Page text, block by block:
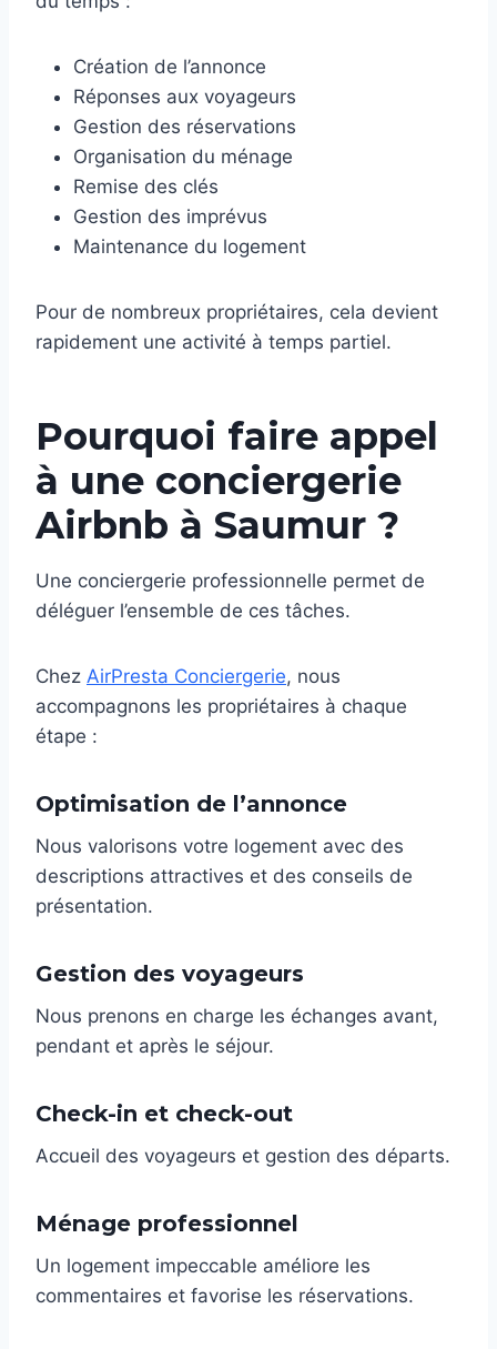
Création de l’annonce
Réponses aux voyageurs
Gestion des réservations
Organisation du ménage
Remise des clés
Gestion des imprévus
Maintenance du logement
Pour de nombreux propriétaires, cela devient
rapidement une activité à temps partiel.
Pourquoi faire appel
à une conciergerie
Airbnb à Saumur ?
Une conciergerie professionnelle permet de
déléguer l’ensemble de ces tâches.
Chez AirPresta Conciergerie, nous
accompagnons les propriétaires à chaque
étape :
Optimisation de l’annonce
Nous valorisons votre logement avec des
descriptions attractives et des conseils de
présentation.
Gestion des voyageurs
Nous prenons en charge les échanges avant,
pendant et après le séjour.
Check-in et check-out
Accueil des voyageurs et gestion des départs.
Ménage professionnel
Un logement impeccable améliore les
commentaires et favorise les réservations.